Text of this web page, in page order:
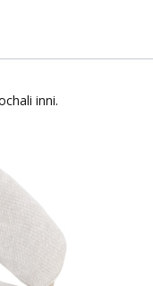
inni.